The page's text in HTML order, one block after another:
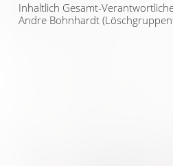
Inhaltlich Gesamt-
Andre Bohnhardt